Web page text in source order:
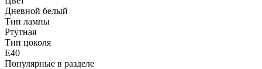
Дневной белый
Тип лампы
Ртутная
Тип цоколя
E40
Популярные в разделе